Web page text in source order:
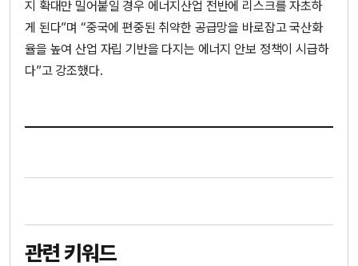
지 확대만 밀어붙일 경우 에너지산업 전반에 리스크를 자초하
게 된다”며 “중국에 편중된 취약한 공급망을 바로잡고 국산화
율을 높여 산업 자립 기반을 다지는 에너지 안보 정책이 시급하
다”고 강조했다.
관련 키워드